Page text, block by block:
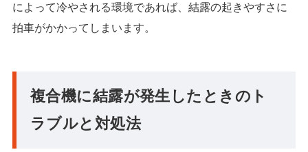
によって冷やされる環境であれば、結露の起きやすさに
拍車がかかってしまいます。
複合機に結露が発生したときのト
ラブルと対処法